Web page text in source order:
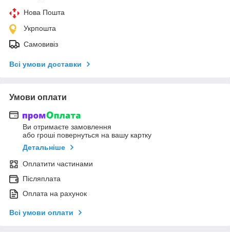
Нова Пошта
Укрпошта
Самовивіз
Всі умови доставки
Умови оплати
Ви отримаєте замовлення
або гроші повернуться на вашу картку
Детальніше
Оплатити частинами
Післяплата
Оплата на рахунок
Всі умови оплати